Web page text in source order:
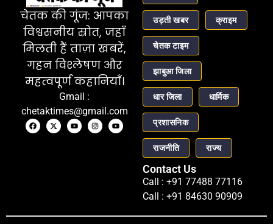
चेतक की गूंज: आपका
विश्वसनीय स्रोत, जहाँ
मिलती हैं ताज़ा खबरें,
गहन विश्लेषण और
महत्वपूर्ण कहानियाँ।
Gmail :
chetaktimes@gmail.com
उड़ती खबर क्राइम
चेतक टाइम
झाबुआ जिला
धार जिला धार्मिक
प्रशासनिक
राजनीति राज्य
Contact Us
Call : +91 77488 77116
Call : +91 84630 90909